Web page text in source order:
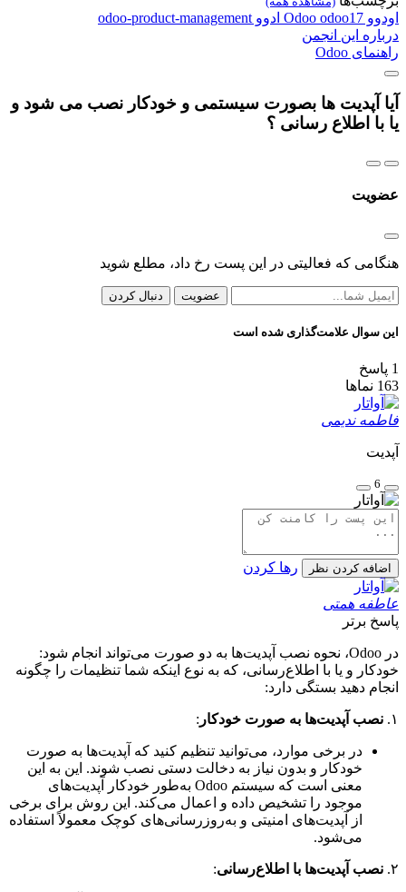
اودوو Odoo odoo17 ادوو odoo-product-management
درباره این انجمن
راهنمای Odoo
آیا آپدیت ها بصورت سیستمی و خودکار نصب می شود و
یا با اطلاع رسانی ؟
عضویت
هنگامی که فعالیتی در این پست رخ داد، مطلع شوید
عضویت دنبال کردن
این سوال علامت‌گذاری شده است
1 پاسخ
163 نماها
فاطمه ندیمی
آپدیت
6
اضافه کردن نظر رها کردن
عاطفه همتی
پاسخ برتر
در Odoo، نحوه نصب آپدیت‌ها به دو صورت می‌تواند انجام شود:
خودکار و یا با اطلاع‌رسانی، که به نوع اینکه شما تنظیمات را چگونه
انجام دهید بستگی دارد:
۱. نصب آپدیت‌ها به صورت خودکار :
در برخی موارد، می‌توانید تنظیم کنید که آپدیت‌ها به صورت
خودکار و بدون نیاز به دخالت دستی نصب شوند. این به این
معنی است که سیستم Odoo به‌طور خودکار آپدیت‌های
موجود را تشخیص داده و اعمال می‌کند. این روش برای برخی
از آپدیت‌های امنیتی و به‌روزرسانی‌های کوچک معمولاً استفاده
می‌شود.
۲. نصب آپدیت‌ها با اطلاع‌رسانی: